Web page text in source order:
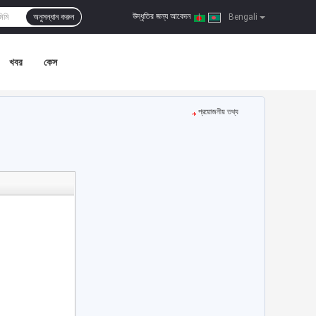
Bengali
উদ্ধৃতির জন্য আবেদন |
অনুসন্ধান করুন
খবর কেস
প্রয়োজনীয় তথ্য